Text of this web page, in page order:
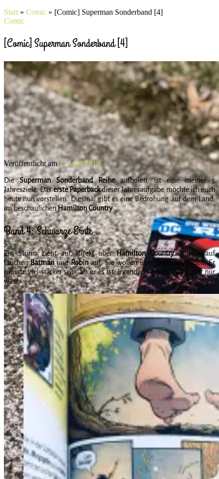
Start » Comic » [Comic] Superman Sonderband [4]
Comic
[Comic] Superman Sonderband [4]
Veröffentlicht am2. April 2019
DieSuperman Sonderband Reiheaufholen, ist eine meiner 5
Jahresziele. Daserste Paperbackdieser Jahresaufgabe möchte ich euch
heute nun vorstellen. Diesmal gibt es eine Bedrohung auf dem Land,
im beschaulichenHamiltonCountry.
Band 4: Schwarze Ernte
Ein Sturm zieht auf, direkt überHamilton Country. Kurz drauf
tauchenBatmanundRobinauf. Sie wollen über Superboyreden. Er
müsste viel stärker sein, als er es ist. Irgendwas hemmt ihn, aber nur
was?